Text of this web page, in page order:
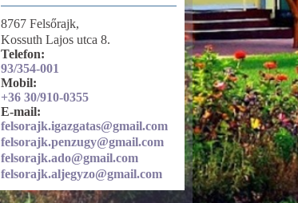
Közadatkereső
rendszer
Közadatkereső
rendszer
8767 Felsőrajk,
Kossuth Lajos utca 8.
Telefon:
93/354-001
Mobil:
+36 30/910-0355
E-mail:
felsorajk.igazgatas@gmail.com
felsorajk.penzugy@gmail.com
felsorajk.ado@gmail.com
felsorajk.aljegyzo@gmail.com